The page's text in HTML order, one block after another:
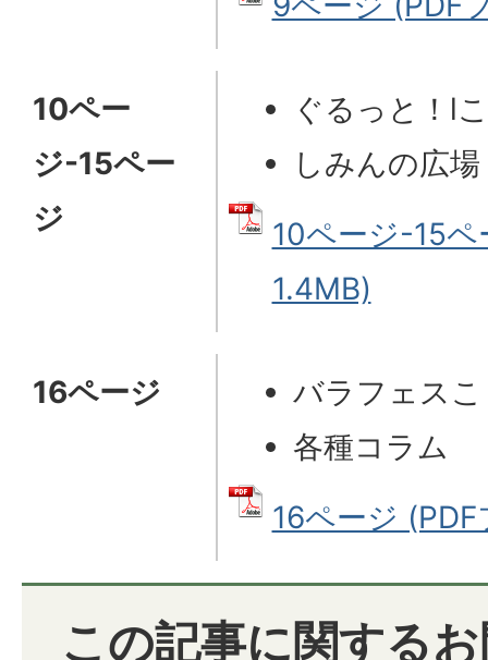
10ペー
ジ-15ペー
ジ
ぐるっと！l
しみんの広場
10ページ-15
1.4MB)
16ページ
バラフェス
各種コラム
16ページ
この記事に関する